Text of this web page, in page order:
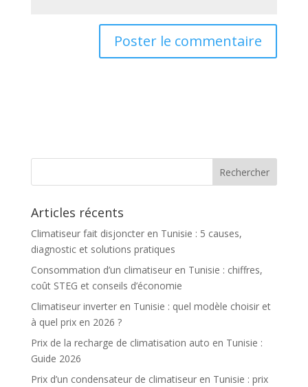
Articles récents
Climatiseur fait disjoncter en Tunisie : 5 causes,
diagnostic et solutions pratiques
Consommation d’un climatiseur en Tunisie : chiffres,
coût STEG et conseils d’économie
Climatiseur inverter en Tunisie : quel modèle choisir et
à quel prix en 2026 ?
Prix de la recharge de climatisation auto en Tunisie :
Guide 2026
Prix d’un condensateur de climatiseur en Tunisie : prix